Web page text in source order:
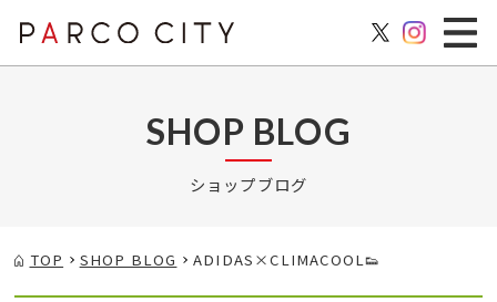
SHOP BLOG
ショップブログ
TOP SHOP BLOG ADIDAS×CLIMACOOL👟